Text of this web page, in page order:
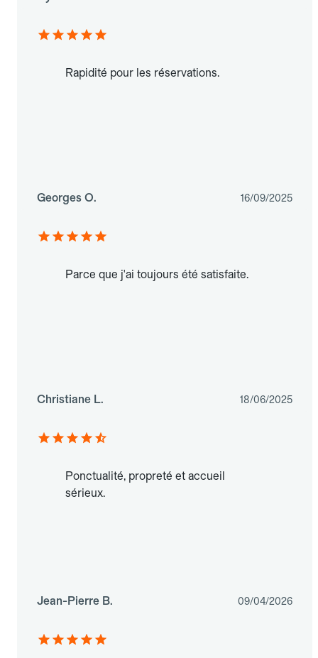
Rapidité pour les réservations.
Georges O. 16/09/2025
Parce que j'ai toujours été satisfaite.
Christiane L. 18/06/2025
Ponctualité, propreté et accueil
sérieux.
Jean-Pierre B. 09/04/2026